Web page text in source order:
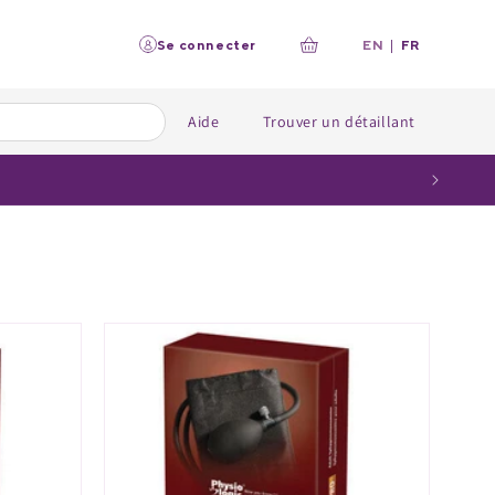
Se connecter
Panier
L
u
e
EN | FR
Aide Trouver un détaillant